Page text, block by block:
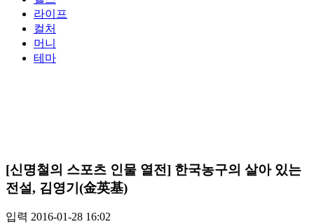
라이프
컬처
머니
테마
[신명철의 스포츠 인물 열전] 한국농구의 살아 있는
전설, 김영기(金英基)
입력 2016-01-28 16:02